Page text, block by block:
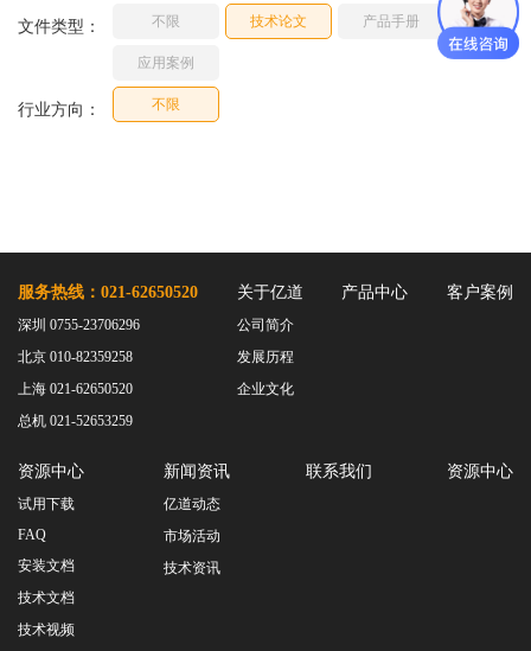
文件类型： 不限 技术论文 产品手册
应用案例
行业方向： 不限
服务热线：021-62650520
深圳 0755-23706296
北京 010-82359258
上海 021-62650520
总机 021-52653259
关于亿道
公司简介
发展历程
企业文化
产品中心 客户案例
资源中心
试用下载
FAQ
安装文档
技术文档
技术视频
新闻资讯
亿道动态
市场活动
技术资讯
联系我们 资源中心